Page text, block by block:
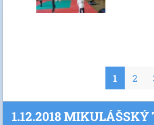
1 2
1.12.2018